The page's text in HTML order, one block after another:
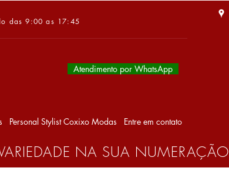
das 9:00 as 17:45
Atendimento por WhatsApp
Personal Stylist Coxixo Modas Entre em contato
NA SUA NUMERAÇÃO